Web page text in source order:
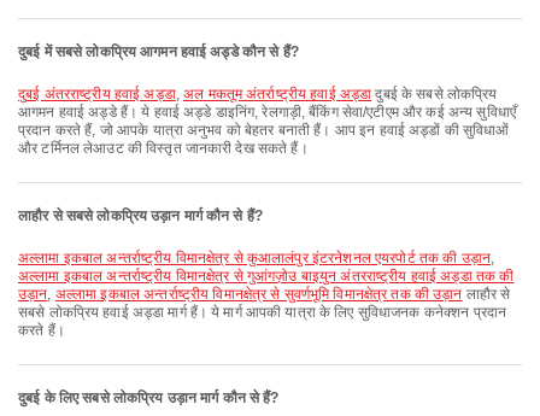
दुबई में सबसे लोकप्रिय आगमन हवाई अड्डे कौन से हैं?
दुबई अंतरराष्ट्रीय हवाई अड्डा,अल मकतूम अंतर्राष्ट्रीय हवाई अड्डा दुबई के सबसे लोकप्रिय
आगमन हवाई अड्डे हैं। ये हवाई अड्डे डाइनिंग, रेलगाड़ी, बैंकिंग सेवा/एटीएम और कई अन्य सुविधाएँ
प्रदान करते हैं, जो आपके यात्रा अनुभव को बेहतर बनाती हैं। आप इन हवाई अड्डों की सुविधाओं
और टर्मिनल लेआउट की विस्तृत जानकारी देख सकते हैं।
लाहौर से सबसे लोकप्रिय उड़ान मार्ग कौन से हैं?
अल्लामा इकबाल अन्तर्राष्ट्रीय विमानक्षेत्र से कुआलालंपुर इंटरनेशनल एयरपोर्ट तक की उड़ान,
अल्लामा इकबाल अन्तर्राष्ट्रीय विमानक्षेत्र से गुआंगज़ोउ बाइयुन अंतरराष्ट्रीय हवाई अड्डा तक की
उड़ान, अल्लामा इकबाल अन्तर्राष्ट्रीय विमानक्षेत्र से सुवर्णभूमि विमानक्षेत्र तक की उड़ान लाहौर से
सबसे लोकप्रिय हवाई अड्डा मार्ग हैं। ये मार्ग आपकी यात्रा के लिए सुविधाजनक कनेक्शन प्रदान
करते हैं।
दुबई के लिए सबसे लोकप्रिय उड़ान मार्ग कौन से हैं?